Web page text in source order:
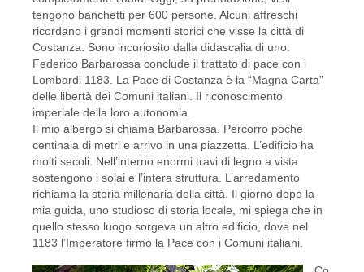
tengono banchetti per 600 persone. Alcuni affreschi
ricordano i grandi momenti storici che visse la città di
Costanza. Sono incuriosito dalla didascalia di uno:
Federico Barbarossa conclude il trattato di pace con i
Lombardi 1183. La Pace di Costanza è la “Magna Carta”
delle libertà dei Comuni italiani. Il riconoscimento
imperiale della loro autonomia.
Il mio albergo si chiama Barbarossa. Percorro poche
centinaia di metri e arrivo in una piazzetta. L’edificio ha
molti secoli. Nell’interno enormi travi di legno a vista
sostengono i solai e l’intera struttura. L’arredamento
richiama la storia millenaria della città. Il giorno dopo la
mia guida, uno studioso di storia locale, mi spiega che in
quello stesso luogo sorgeva un altro edificio, dove nel
1183 l’Imperatore firmò la Pace con i Comuni italiani.